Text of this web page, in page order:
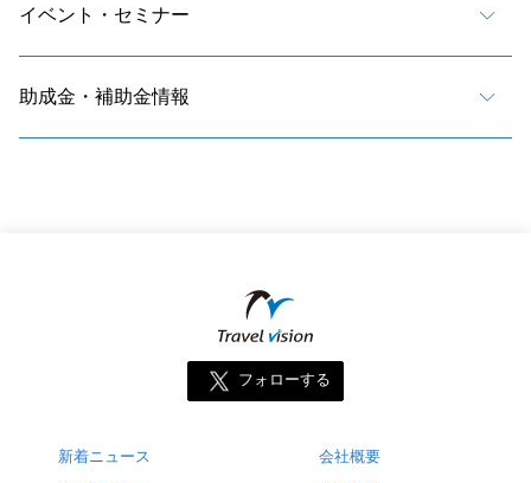
イベント・セミナー
助成金・補助金情報
フォローする
新着ニュース
会社概要